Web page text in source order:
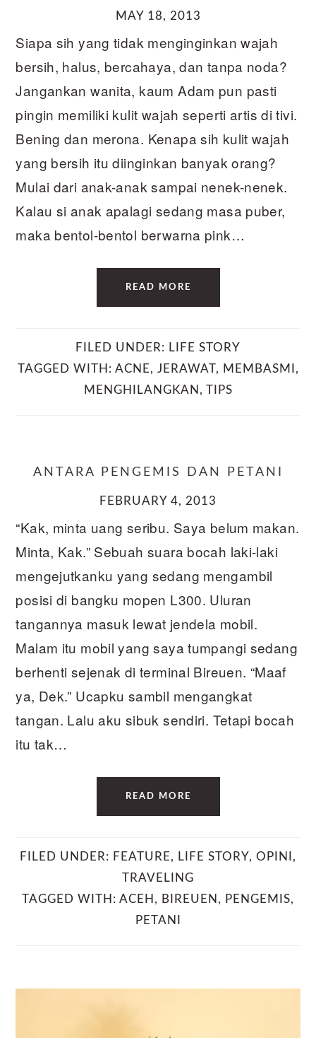
MAY 18, 2013
Siapa sih yang tidak menginginkan wajah
bersih, halus, bercahaya, dan tanpa noda?
Jangankan wanita, kaum Adam pun pasti
pingin memiliki kulit wajah seperti artis di tivi.
Bening dan merona. Kenapa sih kulit wajah
yang bersih itu diinginkan banyak orang?
Mulai dari anak-anak sampai nenek-nenek.
Kalau si anak apalagi sedang masa puber,
maka bentol-bentol berwarna pink…
READ MORE
FILED UNDER: LIFE STORY
TAGGED WITH: ACNE, JERAWAT, MEMBASMI ,
MENGHILANGKAN , TIPS
ANTARA PENGEMIS DAN PETANI
FEBRUARY 4, 2013
“Kak, minta uang seribu. Saya belum makan.
Minta, Kak.” Sebuah suara bocah laki-laki
mengejutkanku yang sedang mengambil
posisi di bangku mopen L300. Uluran
tangannya masuk lewat jendela mobil.
Malam itu mobil yang saya tumpangi sedang
berhenti sejenak di terminal Bireuen. “Maaf
ya, Dek.” Ucapku sambil mengangkat
tangan. Lalu aku sibuk sendiri. Tetapi bocah
itu tak…
READ MORE
FILED UNDER: FEATURE, LIFE STORY, OPINI ,
TRAVELING
TAGGED WITH: ACEH , BIREUEN , PENGEMIS,
PETANI